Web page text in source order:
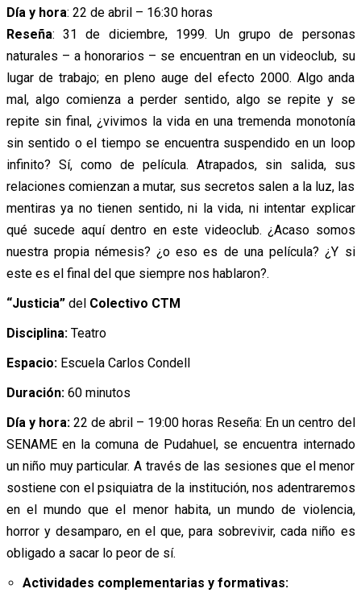
Día y hora: 22 de abril – 16:30 horas
Reseña: 31 de diciembre, 1999. Un grupo de personas
naturales – a honorarios – se encuentran en un videoclub, su
lugar de trabajo; en pleno auge del efecto 2000. Algo anda
mal, algo comienza a perder sentido, algo se repite y se
repite sin final, ¿vivimos la vida en una tremenda monotonía
sin sentido o el tiempo se encuentra suspendido en un loop
infinito? Sí, como de película. Atrapados, sin salida, sus
relaciones comienzan a mutar, sus secretos salen a la luz, las
mentiras ya no tienen sentido, ni la vida, ni intentar explicar
qué sucede aquí dentro en este videoclub. ¿Acaso somos
nuestra propia némesis? ¿o eso es de una película? ¿Y si
este es el final del que siempre nos hablaron?.
“Justicia”del Colectivo CTM
Disciplina:Teatro
Espacio:Escuela Carlos Condell
Duración: 60 minutos
Día y hora:22 de abril – 19:00 horas Reseña: En un centro del
SENAME en la comuna de Pudahuel, se encuentra internado
un niño muy particular. A través de las sesiones que el menor
sostiene con el psiquiatra de la institución, nos adentraremos
en el mundo que el menor habita, un mundo de violencia,
horror y desamparo, en el que, para sobrevivir, cada niño es
obligado a sacar lo peor de sí.
Actividades complementarias y formativas: